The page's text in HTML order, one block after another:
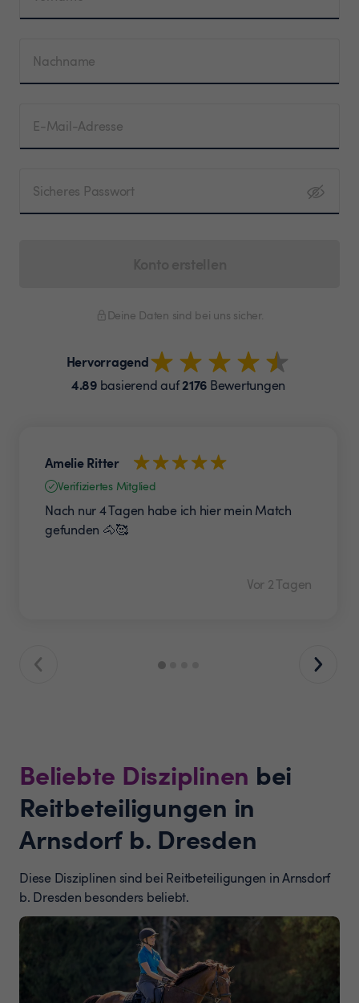
Nachname
E-Mail-Adresse
Sicheres Passwort
Deine Daten sind bei uns sicher.
Hervorragend
4.89basierend auf2176 Bewertungen
Amelie Ritter
Verifiziertes Mitglied
Nach nur 4 Tagen habe ich hier mein Match
gefunden 🐴🥰
Vor 2 Tagen
Beliebte Disziplinen bei
Reitbeteiligungen in
Arnsdorf b. Dresden
Diese Disziplinen sind bei Reitbeteiligungen in Arnsdorf
b. Dresden besonders beliebt.